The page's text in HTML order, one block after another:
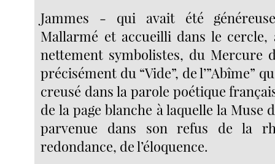
Jammes - qui avait été
Mallarmé et accueilli dans le cercle,
nettement symbolistes, du Mercure
précisément du “Vide”, de l’”Abîme”
creusé dans la parole poétique
de la page blanche à laquelle la Muse
parvenue dans son refus de la
redondance, de l’éloquence.